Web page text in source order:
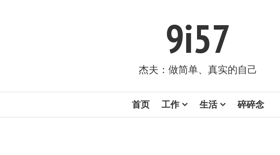
9i57
杰夫：做简单、真实的自己
首页 工作 生活 碎碎念